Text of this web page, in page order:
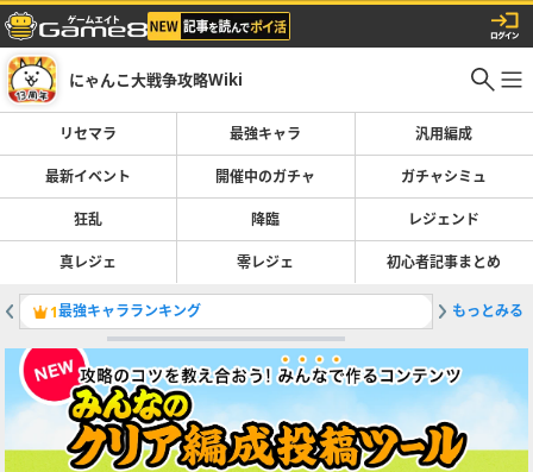
にゃんこ大戦争攻略Wiki
リセマラ 最強キャラ 汎用編成
最新イベント 開催中のガチャ ガチャシミュ
狂乱 降臨 レジェンド
真レジェ 零レジェ 初心者記事まとめ
1最強キャラランキング 2ガチャ
もっとみる